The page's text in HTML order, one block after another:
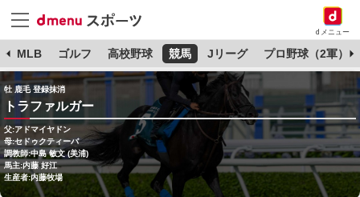
dメニュー
MLB ゴルフ 高校野球 競馬 Jリーグ プロ野球（2軍）
牡 鹿毛 登録抹消
トラファルガー
父:アドマイヤドン
母:セドゥクティーバ
調教師:中島 敏文 (美浦)
馬主:内藤 好江
生産者:内藤牧場